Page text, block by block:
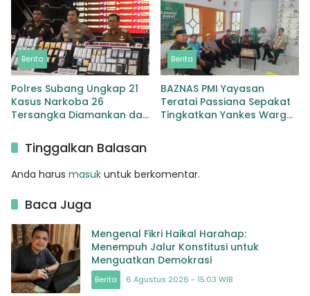
Disita
Berita
Polres Subang Ungkap 21
Kasus Narkoba 26
Tersangka Diamankan dan
Berita
BAZNAS PMI Yayasan
Teratai Passiana Sepakat
Tingkatkan Yankes Warga
Tinggalkan Balasan
Anda harus masuk untuk berkomentar.
Baca Juga
Mengenal Fikri Haikal Harahap:
Menempuh Jalur Konstitusi untuk
Menguatkan Demokrasi
Berita 6 Agustus 2026 - 15:03 WIB